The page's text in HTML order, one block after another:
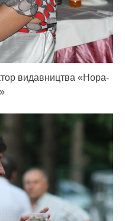
видавництва «Нора-